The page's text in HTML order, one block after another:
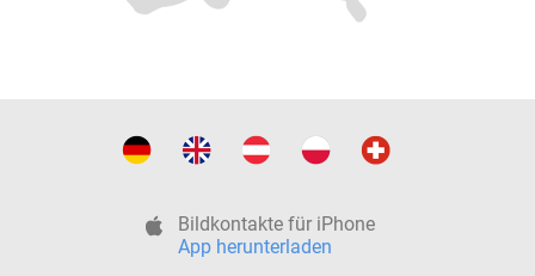
Bildkontakte für iPhone
App herunterladen